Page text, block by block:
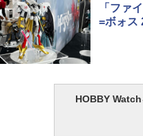
「ファ
=ボォス
HOBBY Watch